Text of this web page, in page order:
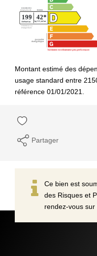
Montant estimé des
usage standard entre
référence 01/01/2021.
Partager
Ce bien est
des Risques et
rendez-vous sur